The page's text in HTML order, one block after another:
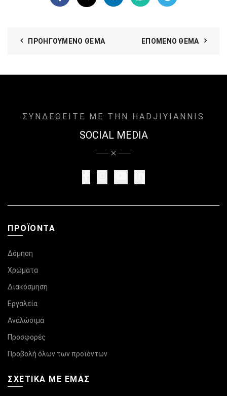
ΠΡΟΗΓΟΎΜΕΝΟ ΘΈΜΑ ΕΠΌΜΕΝΟ ΘΈΜΑ
ΣΥΝΔΕΘΕΙΤΕ ΜΕ ΤΗΝ HADJIYIANNIS
SOCIAL MEDIA
ΠΡΟΪΌΝΤΑ
Δόμηση
Χρώματα
Διακόσμηση
Εργαλεία
Αναλώσιμα
Προσφορές
Προβολή όλων των προϊόντων
ΣΧΕΤΙΚΆ ΜΕ ΕΜΑΣ